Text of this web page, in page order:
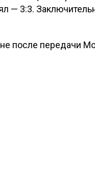
— 3:3.
после передачи